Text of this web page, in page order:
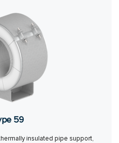
59
insulated pipe support,